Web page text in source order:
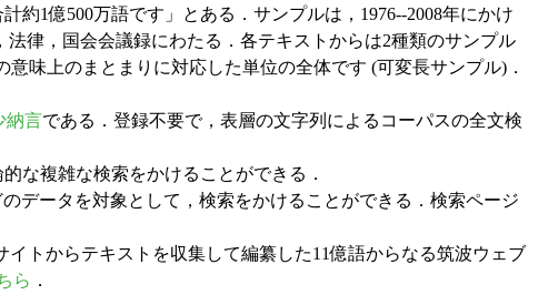
1億500万語です」とある．サンプルは，1976--2008年にかけ
律，国会会議録にわたる．各テキストからは2種類のサンプル
味上のまとまりに対応した単位の全体です (可変長サンプル)．
納言である．登録不要で，表層の文字列によるコーパスの全文検
な複雑な検索をかけることができる．
データを対象として，検索をかけることができる．検索ページ
トからテキストを収集して編纂した11億語からなる筑波ウェブ
ら ．